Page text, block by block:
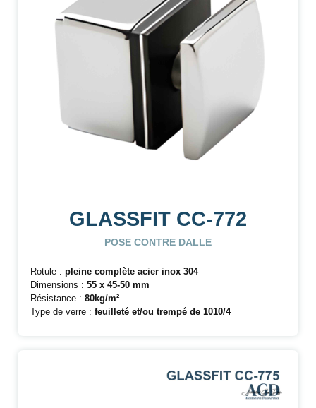
GLASSFIT CC-772
POSE CONTRE DALLE
Rotule : pleine complète acier inox 304
Dimensions : 55 x 45-50 mm
Résistance : 80kg/m²
Type de verre : feuilleté et/ou trempé de 1010/4